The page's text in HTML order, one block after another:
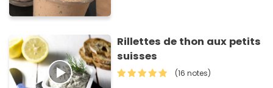
Rillettes de thon aux petits
suisses
(16 notes)